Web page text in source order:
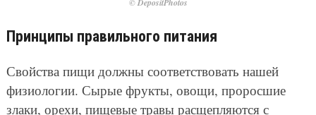
© DepositPhotos
Принципы правильного питания
Свойства пищи должны соответствовать нашей
физиологии. Сырые фрукты, овощи, проросшие
злаки, орехи, пищевые травы расщепляются с